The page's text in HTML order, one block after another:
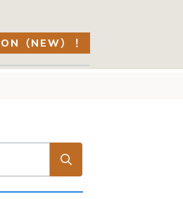
（NEW）！